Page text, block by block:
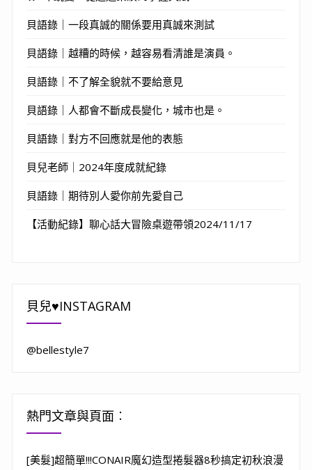
貝語錄｜一段真誠的關係要用真誠來測試
貝語錄｜越糟的時候，越容易看清誰是演員。
貝語錄｜不了解全貌就不要給意見
貝語錄｜人都會不斷成長變化，城市也是。
貝語錄｜對方不回應就是他的表態
貝兒老師｜2024年度成就紀錄
貝語錄｜期待別人愛你前先愛自己
【活動紀錄】聊心話大冒險桌遊帶領2024/11/17
貝兒♥INSTAGRAM
@bellestyle7
熱門文章與頁面︰
[美髮]超簡單!!!CONAIR魔幻造型捲髮器8秒搞定初秋浪漫